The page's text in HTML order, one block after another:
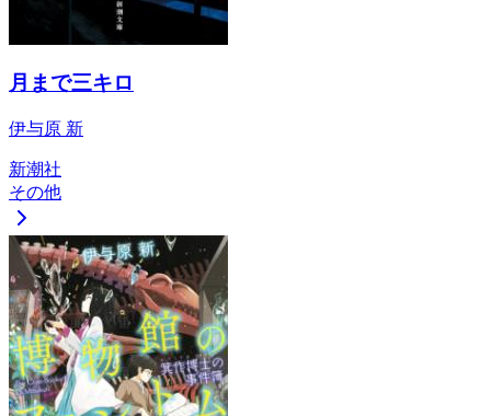
月まで三キロ
伊与原 新
新潮社
その他